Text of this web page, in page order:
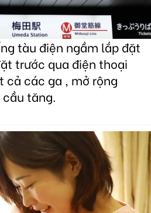
tàu điện ngầm lắp đặt
trước qua điện thoại
các ga , mở rộng
tăng.